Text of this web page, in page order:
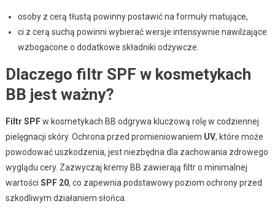
osoby z cerą tłustą powinny postawić na formuły matujące,
ci z cerą suchą powinni wybierać wersje intensywnie nawilżające
wzbogacone o dodatkowe składniki odżywcze.
Dlaczego filtr SPF w kosmetykach
BB jest ważny?
Filtr SPFw kosmetykach BB odgrywa kluczową rolę w codziennej
pielęgnacji skóry. Ochrona przed promieniowaniem UV, które może
powodować uszkodzenia, jest niezbędna dla zachowania zdrowego
wyglądu cery. Zazwyczaj kremy BB zawierają filtr o minimalnej
wartości SPF 20, co zapewnia podstawowy poziom ochrony przed
szkodliwym działaniem słońca.